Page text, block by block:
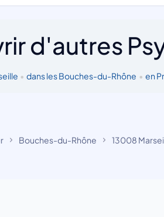
d'autres
• dans les Bouches-du-Rhône • en
Bouches-du-Rhône 13008